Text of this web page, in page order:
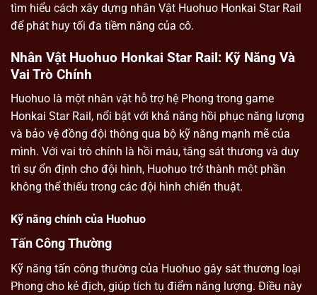
tìm hiểu cách xây dựng nhân Vật Huohuo Honkai Star Rail
để phát huy tối đa tiềm năng của cô.
Nhân Vật Huohuo Honkai Star Rail: Kỹ Năng Và
Vai Trò Chính
Huohuo là một nhân vật hỗ trợ hệ Phong trong game
Honkai Star Rail, nổi bật với khả năng hồi phục năng lượng
và bảo vệ đồng đội thông qua bộ kỹ năng mạnh mẽ của
mình. Với vai trò chính là hồi máu, tăng sát thương và duy
trì sự ổn định cho đội hình, Huohuo trở thành một phần
không thể thiếu trong các đội hình chiến thuật.
Kỹ năng chính của Huohuo
Tấn Công Thường
Kỹ năng tấn công thường của Huohuo gây sát thương loại
Phong cho kẻ địch, giúp tích tụ điểm năng lượng. Điều này